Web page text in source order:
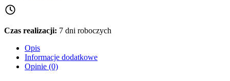
Czas realizacji: 7 dni roboczych
Opis
Informacje dodatkowe
Opinie (0)